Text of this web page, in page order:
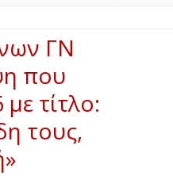
ΓΝ
που
τίτλο:
τους,